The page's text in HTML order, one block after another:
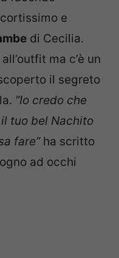
e
di Cecilia.
ma c’è un
il segreto
“Io credo che
tuo bel Nachito
fare”ha scritto
ad occhi